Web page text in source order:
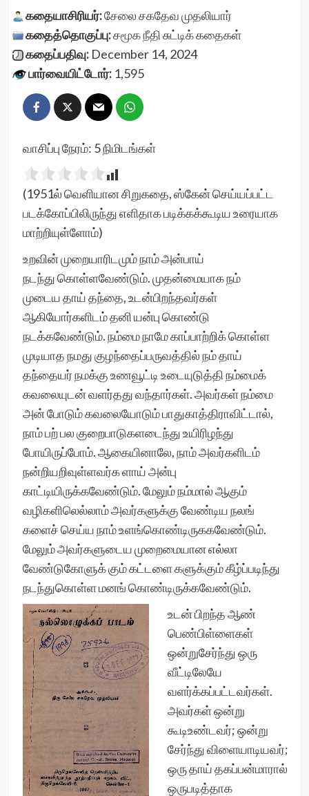
கதையாசிரியர்:சேலை சகதேவ முதலியார்
கதைத்தொகுப்பு:சமூக நீதிசுட்டிக் கதைகள்
கதைப்பதிவு:December 14, 2024
பார்வையிட்டோர்:1,595
வாசிப்பு நேரம்: 5நிமிடங்கள்
(1951ல் வெளியான சிறுகதை, ஸ்கேன் செய்யப்பட்ட
படக்கோப்பிலிருந்து எளிதாக படிக்கக்கூடிய உரையாக
மாற்றியுள்ளோம்)
உறவின் முறையாரிடமும் நாம் அன்பாய்
நடந்து கொள்ளவேண்டும். முதன்மையாக நம்
முடைய தாய் தந்தை, உடன்பிறந்தவர்கள்
ஆகியோர்களிடம் தனி யன்பு கொண்டு
நடக்கவேண்டும். நம்மை நாமே காப்பாற்றிக் கொள்ள
முடியாத நமது குழந்தைப்பருவத்தில் நம் தாய்
தந்தையர் நமக்கு உணவூட்டி உடையுடுத்தி நம்மைக்
கவலையுடன் வளர்தது வந்தார்கள். அவர்கள் நம்மை
அன் போடும் கவலையோடும் பாதுகாத்திராவிட்டால்,
நாம் பற் பல குறைபாடுகளடைந்து உயிரிழந்து
போயிருப்போம். ஆகையினாலே, நாம் அவர்களிடம்
நன்றியறிவுள்ளவர்க ளாய் அன்பு
காட்டியிருக்கவேண்டும். மேலும் நம்மால் ஆகும்
வழிகளிலெல்லாம் அவர்களுக்கு வேண்டிய நலங்
களைச் செய்ய நாம் உளங்கொண்டிருககவேண்டும்.
மேலும் அவர்களுடைய முறைமையான எல்லா
வேண்டுகோளுக் கும் கட்டளை களுக்கும் கீழ்ப்படிந்து
நடந்துகொள்ள மனங் கொண்டிருக்கவேண்டும்.
உடன் பிறந்த ஆண்
பெண்பிள்ளைகள்
ஒன்றுசேர்ந்து ஒரு
வீட்டிலேயே
வளர்க்கப்பட்டவர்கள்.
அவர்கள் ஒன்று
கூடிஉண்டவர்; ஒன்று
சேர்ந்து விளையாடியவர்;
ஒரு தாய் தகப்பன்மாரால்
ஒருபடித்தாக